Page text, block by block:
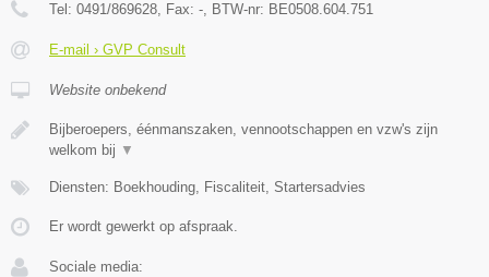
Tel: 0491/869628, Fax: -, BTW-nr: BE0508.604.751
E-mail › GVP Consult
Website onbekend
Bijberoepers, éénmanszaken, vennootschappen en vzw's zijn
welkom bij ▼
Diensten: Boekhouding, Fiscaliteit, Startersadvies
Er wordt gewerkt op afspraak.
Sociale media: